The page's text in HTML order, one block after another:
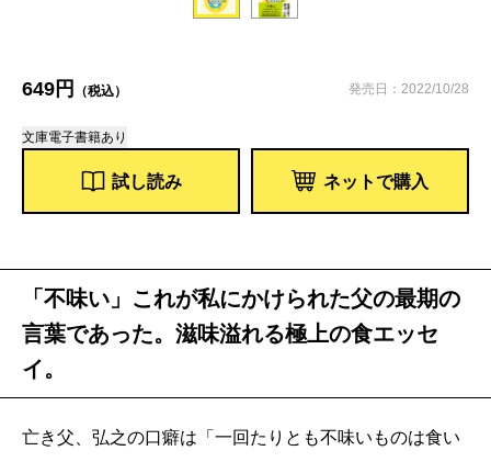
649円 （税込） 発売日：2022/10/28
文庫電子書籍あり
試し読み ネットで購入
「不味い」これが私にかけられた父の最期の
言葉であった。滋味溢れる極上の食エッセ
イ。
亡き父、弘之の口癖は「一回たりとも不味いものは食い